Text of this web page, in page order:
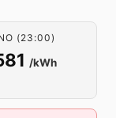
(23:00)
/kWh